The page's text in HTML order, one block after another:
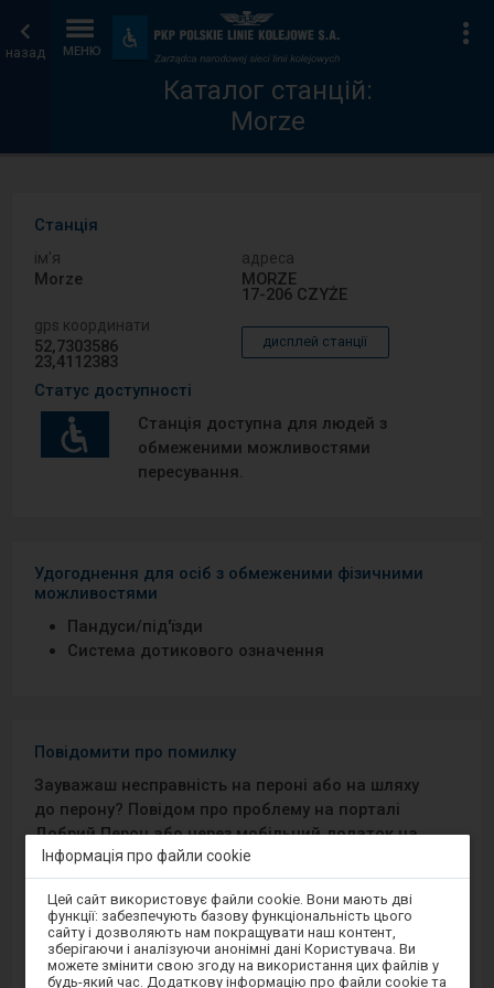
назад МЕНЮ
Пристосування
та
зручності
Каталог
станцій
Головна
сторінка
Каталог станцій:
Morze
Станція
ім′я
Morze
адреса
MORZE
17-206 CZYŻE
gps координати
52,7303586
23,4112383
дисплей станції
Статус доступності
Станція доступна для людей з
обмеженими можливостями
пересування.
Удогоднення для осіб з обмеженими фізичними
можливостями
Пандуси/під′їзди
Система дотикового означення
Повідомити про помилку
Зауважаш несправність на пероні або на шляху
до перону? Повідом про проблему на порталі
Добрий Перон або через мобільний додаток на
Android/iOS.
Sprawny Peron
Google Play
Інформація про файли cookie
Увага,
ви
перебуваєте
модальному
вікні.
Цей сайт використовує файли cookie. Вони мають дві
функції: забезпечують базову функціональність цього
сайту і дозволяють нам покращувати наш контент,
зберігаючи і аналізуючи анонімні дані Користувача. Ви
можете змінити свою згоду на використання цих файлів у
будь-який час. Додаткову інформацію про файли cookie та